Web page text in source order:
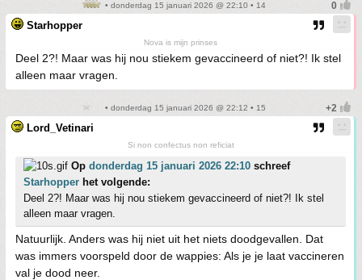
• donderdag 15 januari 2026 @ 22:10 • 14
Starhopper
Nova is mijn prinses
Deel 2?! Maar was hij nou stiekem gevaccineerd of niet?! Ik stel
alleen maar vragen.
• donderdag 15 januari 2026 @ 22:12 • 15
Lord_Vetinari
Si non confectus non reficiat
Op donderdag 15 januari 2026 22:10 schreef
Starhopper het volgende:
Deel 2?! Maar was hij nou stiekem gevaccineerd of niet?! Ik stel
alleen maar vragen.
Natuurlijk. Anders was hij niet uit het niets doodgevallen. Dat
was immers voorspeld door de wappies: Als je je laat vaccineren
val je dood neer.